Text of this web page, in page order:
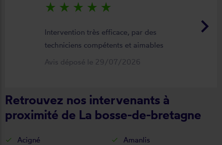
keyboard_arrow_right
star_rate star_rate star_rate star_rate star_rate
Intervention très efficace, par des
techniciens compétents et aimables
Avis déposé le 29/07/2026
Retrouvez nos intervenants à
proximité de La bosse-de-bretagne
Acigné
Amanlis